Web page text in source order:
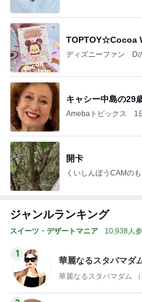
TOPTOY☆Cocoa
ディズニーファン D
キャシー中島の29
Amebaトピックス 1
開卡
くいしんぼうCAMの
ジャンルランキング
スイーツ・デザートマニア 10,938人
1
華麗なるスタバマダ
華麗なるスタバマダム